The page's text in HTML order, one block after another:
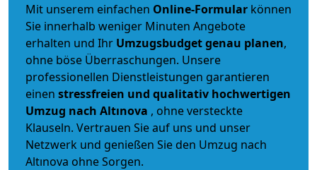
Mit unserem einfachen Online-Formular können
Sie innerhalb weniger Minuten Angebote
erhalten und Ihr Umzugsbudgetgenau planen,
ohne böse Überraschungen. Unsere
professionellen Dienstleistungen garantieren
einen stressfreien und qualitativ hochwertigen
Umzug nach Altınova , ohne versteckte
Klauseln. Vertrauen Sie auf uns und unser
Netzwerk und genießen Sie den Umzug nach
Altınova ohne Sorgen.